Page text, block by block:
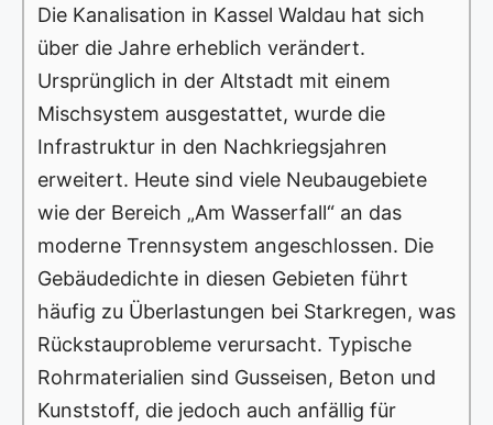
Die Kanalisation in Kassel Waldau hat sich
über die Jahre erheblich verändert.
Ursprünglich in der Altstadt mit einem
Mischsystem ausgestattet, wurde die
Infrastruktur in den Nachkriegsjahren
erweitert. Heute sind viele Neubaugebiete
wie der Bereich „Am Wasserfall“ an das
moderne Trennsystem angeschlossen. Die
Gebäudedichte in diesen Gebieten führt
häufig zu Überlastungen bei Starkregen, was
Rückstauprobleme verursacht. Typische
Rohrmaterialien sind Gusseisen, Beton und
Kunststoff, die jedoch auch anfällig für